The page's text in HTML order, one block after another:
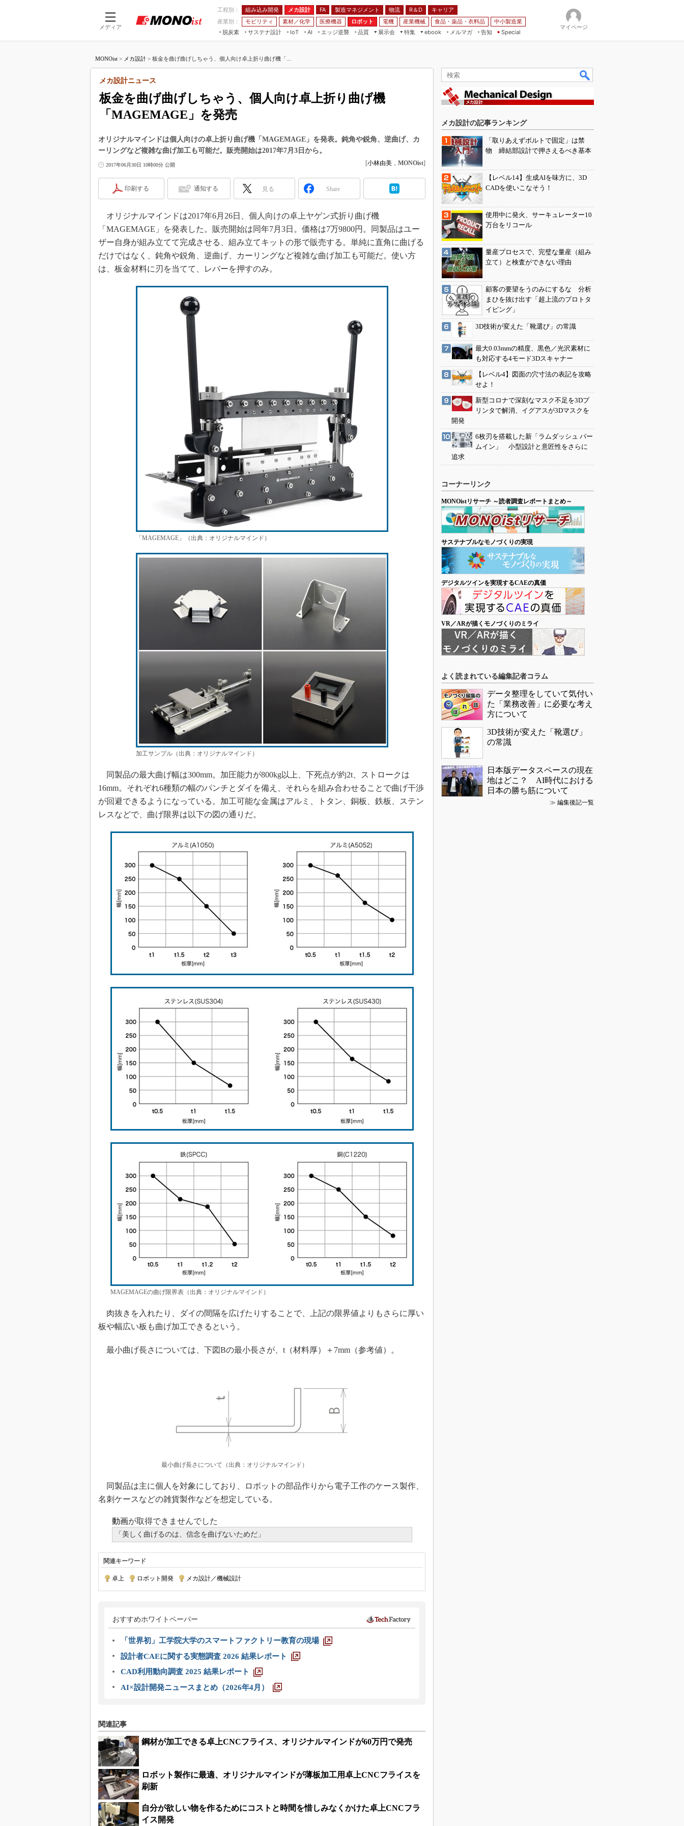
メディア
工程別： 組み込み開発 メカ設計 FA 製造マネジメント 物流 R＆D
キャリア
産業別：
モビリティ 素材／化学 医療機器 ロボット 電機 産業機械 食品・薬品・衣料品
中小製造業
脱炭素
サステナ設計
IoT
つながる工場
AI
AI×設備保全
エッジ逆襲 品質
展示会
JIMTOF
IIFES
TECHNO-FRONTIER
EdgeTech+
産業オープンネット展
特集
VR／AR
フィールドサービス
組み込み画像技術
組み込みモデリング
車載ソフト開発
ISO26262
無償設計ツール
3Dプリンタ
デジタルツインとCAE
メイドインジャパン
グローバル設計・開発
制御セキュリティ
新型コロナへの対応
ebook
FA
モビリティ
メルマガ
告知 Special
マイページ
MONOist > メカ設計 > 板金を曲げ曲げしちゃう、個人向け卓上折り曲げ機「...
板金を曲げ曲げしちゃう、個人向け卓上折り曲げ機
「MAGEMAGE」を発売
メカ設計ニュース
オリジナルマインドは個人向けの卓上折り曲げ機「MAGEMAGE」を発表。鈍角や鋭角、逆曲げ、カ
ーリングなど複雑な曲げ加工も可能だ。販売開始は2017年7月3日から。
2017年06月30日 10時00分 公開 [小林由美 ， MONOist]
印刷する 通知する 見る Share
オリジナルマインドは2017年6月26日、個人向けの卓上ヤゲン式折り曲げ機
「MAGEMAGE」を発表した。販売開始は同年7月3日。価格は7万9800円。同製品はユー
ザー自身が組み立てて完成させる、組み立てキットの形で販売する。単純に直角に曲げる
だけではなく、鈍角や鋭角、逆曲げ、カーリングなど複雑な曲げ加工も可能だ。使い方
は、板金材料に刃を当てて、レバーを押すのみ。
「MAGEMAGE」（出典：オリジナルマインド）
加工サンプル（出典：オリジナルマインド）
同製品の最大曲げ幅は300mm。加圧能力が800kg以上、下死点が約2t、ストロークは
16mm。それぞれ6種類の幅のパンチとダイを備え、それらを組み合わせることで曲げ干渉
が回避できるようになっている。加工可能な金属はアルミ、トタン、銅板、鉄板、ステン
レスなどで、曲げ限界は以下の図の通りだ。
MAGEMAGEの曲げ限界表（出典：オリジナルマインド）
肉抜きを入れたり、ダイの間隔を広げたりすることで、上記の限界値よりもさらに厚い
板や幅広い板も曲げ加工できるという。
最小曲げ長さについては、下図Bの最小長さが、t（材料厚）＋7mm（参考値）。
最小曲げ長さについて（出典：オリジナルマインド）
同製品は主に個人を対象にしており、ロボットの部品作りから電子工作のケース製作、
名刺ケースなどの雑貨製作などを想定している。
動画が取得できませんでした
「美しく曲げるのは、信念を曲げないためだ」
関連キーワード
卓上 ロボット開発 メカ設計／機械設計
おすすめホワイトペーパー
「世界初」工学院大学のスマートファクトリー教育の現場
設計者CAEに関する実態調査 2026 結果レポート
CAD利用動向調査 2025 結果レポート
AI×設計開発ニュースまとめ（2026年4月）
関連記事
鋼材が加工できる卓上CNCフライス、オリジナルマインドが60万円で発売
ロボット製作に最適、オリジナルマインドが薄板加工用卓上CNCフライスを
刷新
自分が欲しい物を作るためにコストと時間を惜しみなくかけた卓上CNCフラ
イス開発
メカ設計の記事ランキング
「取りあえずボルトで固定」は禁
物 締結部設計で押さえるべき基本
【レベル14】生成AIを味方に、3D
CADを使いこなそう！
使用中に発火、サーキュレーター10
万台をリコール
量産プロセスで、完璧な量産（組み
立て）と検査ができない理由
顧客の要望をうのみにするな 分析
まひを抜け出す「超上流のプロトタ
イピング」
3D技術が変えた「靴選び」の常識
最大0.03mmの精度、黒色／光沢素材に
も対応する4モード3Dスキャナー
【レベル4】図面の穴寸法の表記を攻略
せよ！
新型コロナで深刻なマスク不足を3Dプ
リンタで解消、イグアスが3Dマスクを
開発
6枚刃を搭載した新「ラムダッシュ パー
ムイン」 小型設計と意匠性をさらに
追求
コーナーリンク
MONOistリサーチ ～読者調査レポートまとめ～
サステナブルなモノづくりの実現
デジタルツインを実現するCAEの真価
VR／ARが描くモノづくりのミライ
よく読まれている編集記者コラム
データ整理をしていて気付い
た「業務改善」に必要な考え
方について
3D技術が変えた「靴選び」
の常識
日本版データスペースの現在
地はどこ？ AI時代における
日本の勝ち筋について
≫ 編集後記一覧